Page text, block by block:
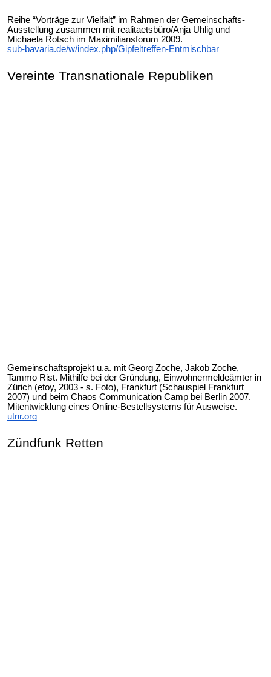
Reihe “Vorträge zur Vielfalt” im Rahmen der Gemeinschafts-
Ausstellung zusammen mit realitaetsbüro/Anja Uhlig und
Michaela Rotsch im Maximiliansforum 2009.
sub-bavaria.de/w/index.php/Gipfeltreffen-Entmischbar
Vereinte Transnationale Republiken
Gemeinschaftsprojekt u.a. mit Georg Zoche, Jakob Zoche,
Tammo Rist. Mithilfe bei der Gründung, Einwohnermeldeämter in
Zürich (etoy, 2003 - s. Foto), Frankfurt (Schauspiel Frankfurt
2007) und beim Chaos Communication Camp bei Berlin 2007.
Mitentwicklung eines Online-Bestellsystems für Ausweise.
utnr.org
Zündfunk Retten